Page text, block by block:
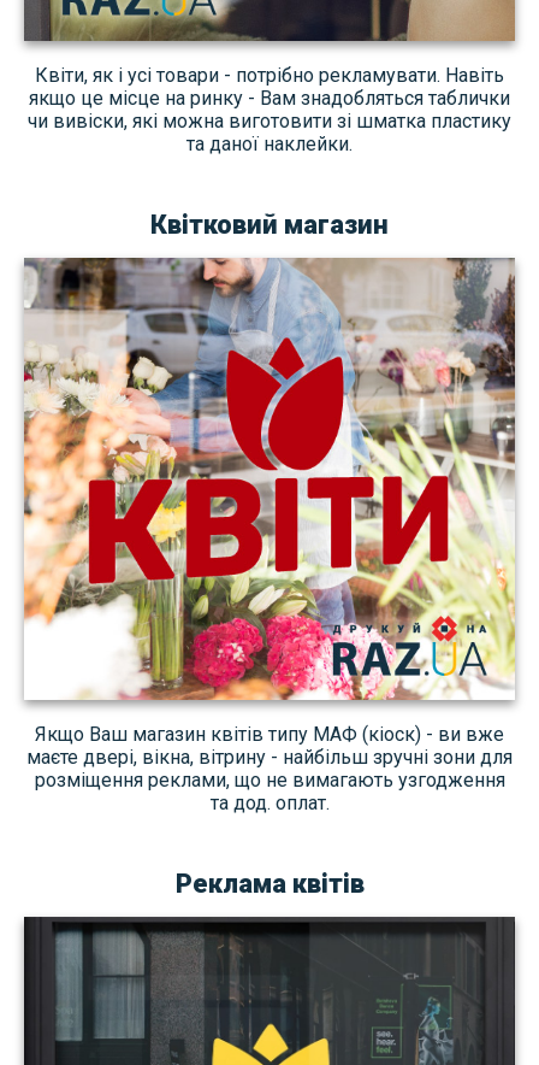
Квіти, як і усі товари - потрібно рекламувати. Навіть
якщо це місце на ринку - Вам знадобляться таблички
чи вивіски, які можна виготовити зі шматка пластику
та даної наклейки.
Квітковий магазин
Якщо Ваш магазин квітів типу МАФ (кіоск) - ви вже
маєте двері, вікна, вітрину - найбільш зручні зони для
розміщення реклами, що не вимагають узгодження
та дод. оплат.
Реклама квітів